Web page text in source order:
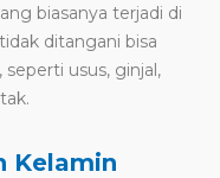
biasanya terjadi di
ditangani bisa
usus, ginjal,
Kelamin